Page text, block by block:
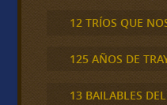
12 TRÍOS QUE
125 AÑOS DE
13 BAILABLES